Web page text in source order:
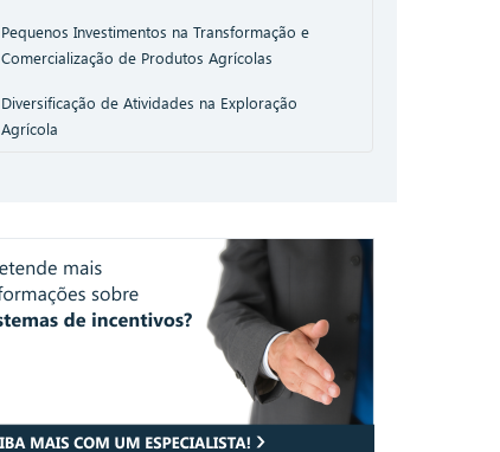
Pequenos Investimentos na Transformação e
Comercialização de Produtos Agrícolas
Diversificação de Atividades na Exploração
Agrícola